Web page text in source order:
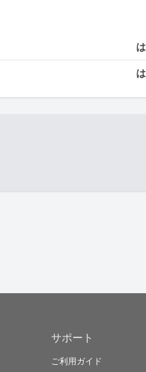
サポート
ご利用ガイド